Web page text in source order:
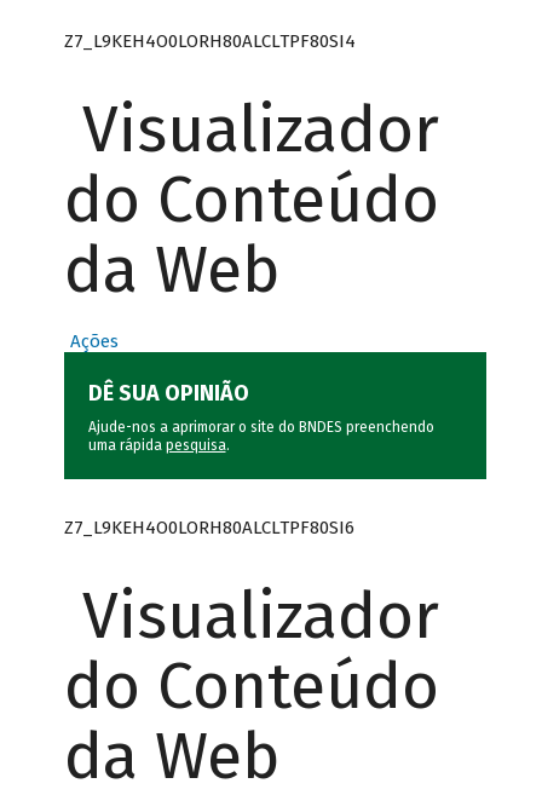
Z7_L9KEH4O0LORH80ALCLTPF80SI4
Visualizador
do Conteúdo
da Web
Ações
DÊ SUA OPINIÃO
Ajude-nos a aprimorar o site do BNDES preenchendo
uma rápida pesquisa.
Z7_L9KEH4O0LORH80ALCLTPF80SI6
Visualizador
do Conteúdo
da Web